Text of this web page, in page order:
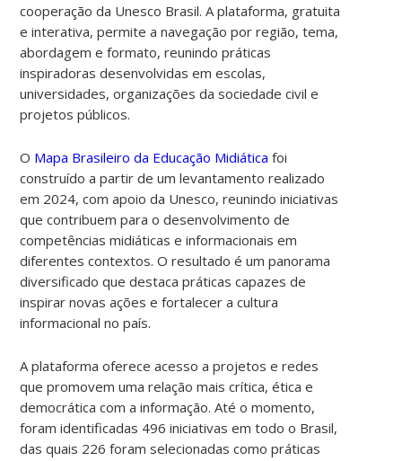
cooperação da Unesco Brasil. A plataforma, gratuita
e interativa, permite a navegação por região, tema,
abordagem e formato, reunindo práticas
inspiradoras desenvolvidas em escolas,
universidades, organizações da sociedade civil e
projetos públicos.
O Mapa Brasileiro da Educação Midiática foi
construído a partir de um levantamento realizado
em 2024, com apoio da Unesco, reunindo iniciativas
que contribuem para o desenvolvimento de
competências midiáticas e informacionais em
diferentes contextos. O resultado é um panorama
diversificado que destaca práticas capazes de
inspirar novas ações e fortalecer a cultura
informacional no país.
A plataforma oferece acesso a projetos e redes
que promovem uma relação mais crítica, ética e
democrática com a informação. Até o momento,
foram identificadas 496 iniciativas em todo o Brasil,
das quais 226 foram selecionadas como práticas